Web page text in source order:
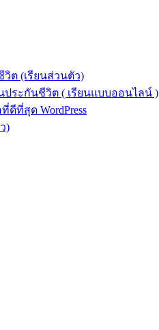
ต (เรียนส่วนตัว)
ระกันชีวิต ( เรียนแบบออนไลน์ )
ดีที่สุด WordPress
)